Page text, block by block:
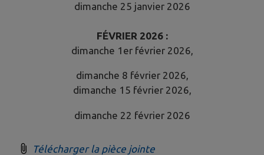
dimanche 25 janvier 2026
FÉVRIER 2026 :
dimanche 1er février 2026,
dimanche 8 février 2026,
dimanche 15 février 2026,
dimanche 22 février 2026
Télécharger la pièce jointe